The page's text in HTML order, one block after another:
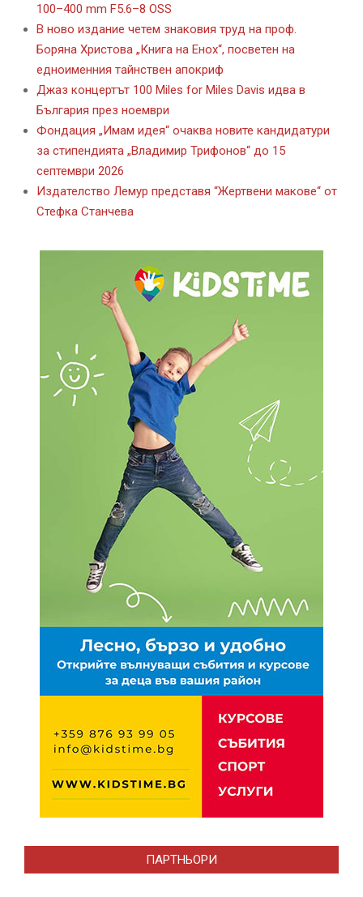
100–400 mm F5.6–8 OSS
В ново издание четем знаковия труд на проф.
Боряна Христова „Книга на Енох“, посветен на
едноименния тайнствен апокриф
Джаз концертът 100 Miles for Miles Davis идва в
България през ноември
Фондация „Имам идея“ очаква новите кандидатури
за стипендията „Владимир Трифонов“ до 15
септември 2026
Издателство Лемур представя “Жертвени макове“ от
Стефка Станчева
ПАРТНЬОРИ